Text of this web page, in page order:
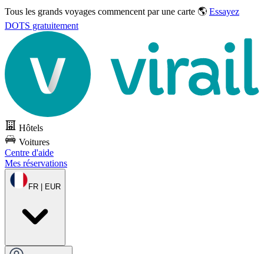
Tous les grands voyages commencent par une carte 🌎 Essayez
DOTS gratuitement
Hôtels
Voitures
Centre d'aide
Mes réservations
FR | EUR